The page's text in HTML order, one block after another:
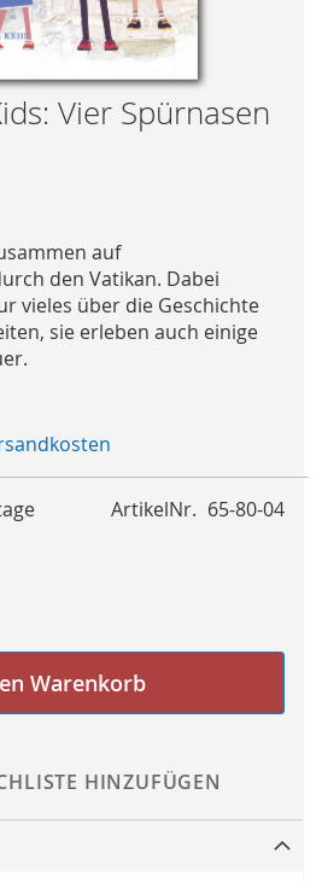
Vier Spürnasen
auf
den Vatikan. Dabei
vieles über die Geschichte
sie erleben auch einige
ArtikelNr. 65-80-04
Warenkorb
HINZUFÜGEN